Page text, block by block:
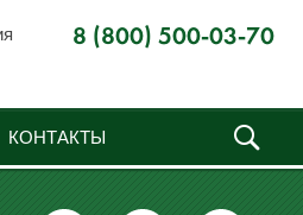
8 (800) 500-03-70
КОНТАКТЫ